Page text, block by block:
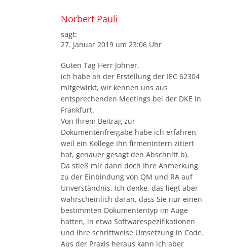
Norbert Pauli
sagt:
27. Januar 2019 um 23:06 Uhr
Guten Tag Herr Johner,
ich habe an der Erstellung der IEC 62304
mitgewirkt, wir kennen uns aus
entsprechenden Meetings bei der DKE in
Frankfurt.
Von Ihrem Beitrag zur
Dokumentenfreigabe habe ich erfahren,
weil ein Kollege ihn firmenintern zitiert
hat, genauer gesagt den Abschnitt b).
Da stieß mir dann doch Ihre Anmerkung
zu der Einbindung von QM und RA auf
Unverständnis. Ich denke, das liegt aber
wahrscheinlich daran, dass Sie nur einen
bestimmten Dokumententyp im Auge
hatten, in etwa Softwarespezifikationen
und ihre schrittweise Umsetzung in Code.
Aus der Praxis heraus kann ich aber